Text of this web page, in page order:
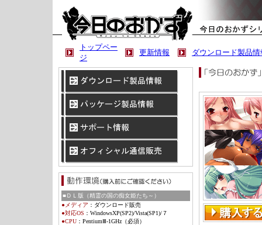
トップペー
ジ
更新情報 ダウンロード製品情
■ＤＬ版（精霊の国の痴女姫たち～）
●メディア ： ダウンロード販売
●対応OS ： WindowsXP(SP2)/Vista(SP1)/７
●CPU ：PentiumⅢ-1GHz（必須）